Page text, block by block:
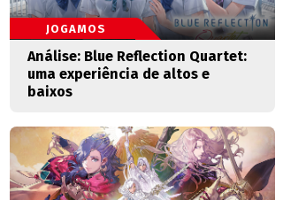
JOGAMOS
Análise: Blue Reflection Quartet:
uma experiência de altos e
baixos